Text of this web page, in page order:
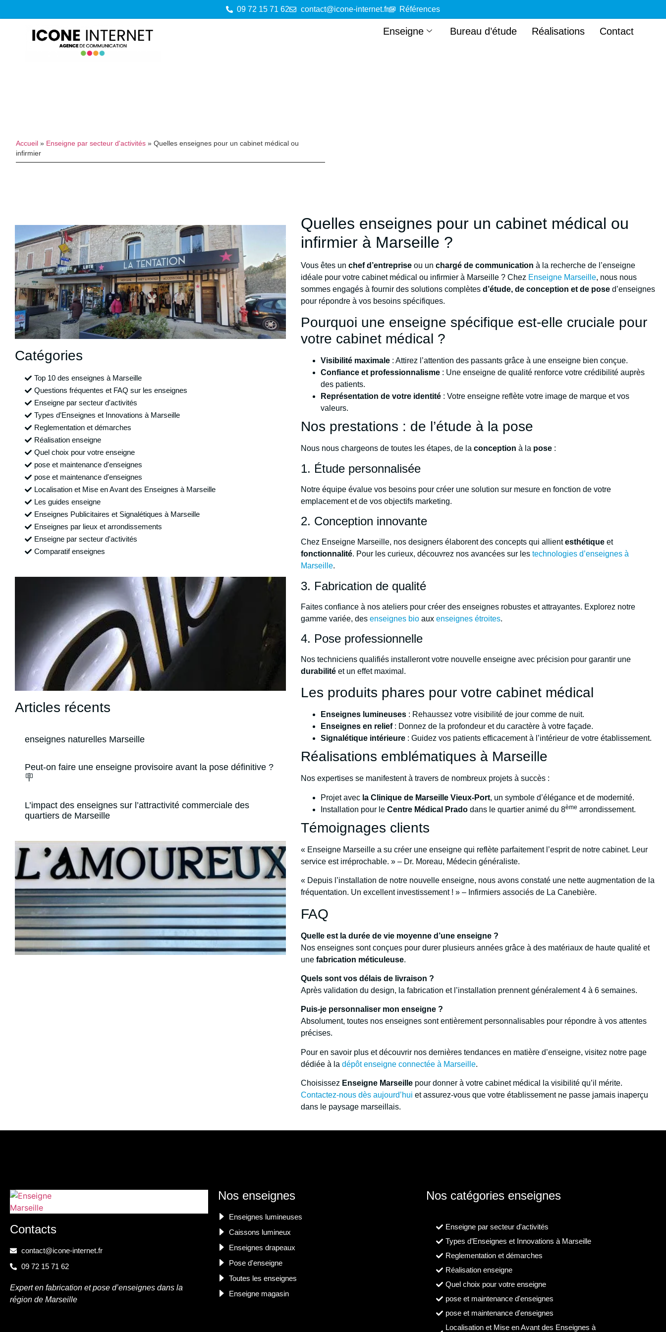
09 72 15 71 62 contact@icone-internet.fr Références
Enseigne Bureau d’étude Réalisations Contact
Accueil » Enseigne par secteur d'activités » Quelles enseignes pour un cabinet médical ou
infirmier
Catégories
Top 10 des enseignes à Marseille
Questions fréquentes et FAQ sur les enseignes
Enseigne par secteur d'activités
Types d’Enseignes et Innovations à Marseille
Reglementation et démarches
Réalisation enseigne
Quel choix pour votre enseigne
pose et maintenance d'enseignes
pose et maintenance d'enseignes
Localisation et Mise en Avant des Enseignes à Marseille
Les guides enseigne
Enseignes Publicitaires et Signalétiques à Marseille
Enseignes par lieux et arrondissements
Enseigne par secteur d'activités
Comparatif enseignes
Articles récents
enseignes naturelles Marseille
Peut-on faire une enseigne provisoire avant la pose définitive ?
🪧
L’impact des enseignes sur l’attractivité commerciale des
quartiers de Marseille
Quelles enseignes pour un cabinet médical ou
infirmier à Marseille ?
Vous êtes unchef d’entreprise ou unchargé de communication à la recherche de l’enseigne
idéale pour votre cabinet médical ou infirmier à Marseille ? Chez Enseigne Marseille, nous nous
sommes engagés à fournir des solutions complètesd’étude, de conception et de pose d’enseignes
pour répondre à vos besoins spécifiques.
Pourquoi une enseigne spécifique est-elle cruciale pour
votre cabinet médical ?
Visibilité maximale : Attirez l’attention des passants grâce à une enseigne bien conçue.
Confiance et professionnalisme : Une enseigne de qualité renforce votre crédibilité auprès
des patients.
Représentation de votre identité : Votre enseigne reflète votre image de marque et vos
valeurs.
Nos prestations : de l’étude à la pose
Nous nous chargeons de toutes les étapes, de laconception à la pose :
1. Étude personnalisée
Notre équipe évalue vos besoins pour créer une solution sur mesure en fonction de votre
emplacement et de vos objectifs marketing.
2. Conception innovante
Chez Enseigne Marseille, nos designers élaborent des concepts qui allientesthétique et
fonctionnalité. Pour les curieux, découvrez nos avancées sur lestechnologies d’enseignes à
Marseille.
3. Fabrication de qualité
Faites confiance à nos ateliers pour créer des enseignes robustes et attrayantes. Explorez notre
gamme variée, desenseignes bio auxenseignes étroites.
4. Pose professionnelle
Nos techniciens qualifiés installeront votre nouvelle enseigne avec précision pour garantir une
durabilité et un effet maximal.
Les produits phares pour votre cabinet médical
Enseignes lumineuses : Rehaussez votre visibilité de jour comme de nuit.
Enseignes en relief: Donnez de la profondeur et du caractère à votre façade.
Signalétique intérieure : Guidez vos patients efficacement à l’intérieur de votre établissement.
Réalisations emblématiques à Marseille
Nos expertises se manifestent à travers de nombreux projets à succès :
Projet avec la Clinique de Marseille Vieux-Port, un symbole d’élégance et de modernité.
Installation pour leCentre Médical Prado dans le quartier animé du 8ème arrondissement.
Témoignages clients
« Enseigne Marseille a su créer une enseigne qui reflète parfaitement l’esprit de notre cabinet. Leur
service est irréprochable. » – Dr. Moreau, Médecin généraliste.
« Depuis l’installation de notre nouvelle enseigne, nous avons constaté une nette augmentation de la
fréquentation. Un excellent investissement ! » – Infirmiers associés de La Canebière.
FAQ
Quelle est la durée de vie moyenne d’une enseigne ?
Nos enseignes sont conçues pour durer plusieurs années grâce à des matériaux de haute qualité et
unefabrication méticuleuse.
Quels sont vos délais de livraison ?
Après validation du design, la fabrication et l’installation prennent généralement 4 à 6 semaines.
Puis-je personnaliser mon enseigne ?
Absolument, toutes nos enseignes sont entièrement personnalisables pour répondre à vos attentes
précises.
Pour en savoir plus et découvrir nos dernières tendances en matière d’enseigne, visitez notre page
dédiée à ladépôt enseigne connectée à Marseille.
Choisissez Enseigne Marseille pour donner à votre cabinet médical la visibilité qu’il mérite.
Contactez-nous dès aujourd’hui et assurez-vous que votre établissement ne passe jamais inaperçu
dans le paysage marseillais.
Contacts
contact@icone-internet.fr
09 72 15 71 62
Expert en fabrication et pose d’enseignes dans la
région de Marseille
Nos enseignes
Enseignes lumineuses
Caissons lumineux
Enseignes drapeaux
Pose d'enseigne
Toutes les enseignes
Enseigne magasin
Nos catégories enseignes
Enseigne par secteur d'activités
Types d’Enseignes et Innovations à Marseille
Reglementation et démarches
Réalisation enseigne
Quel choix pour votre enseigne
pose et maintenance d'enseignes
pose et maintenance d'enseignes
Localisation et Mise en Avant des Enseignes à